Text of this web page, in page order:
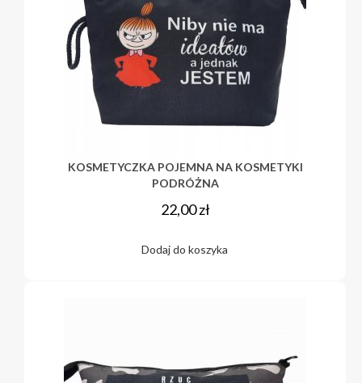
KOSMETYCZKA POJEMNA NA KOSMETYKI
PODRÓŻNA
22,00zł
Dodaj do koszyka